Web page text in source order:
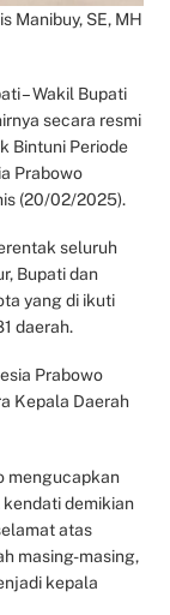
Manibuy, SE, MH
– Wakil Bupati
secara resmi
Bintuni Periode
Prabowo
(20/02/2025).
seluruh
Bupati dan
yang di ikuti
daerah.
Prabowo
Kepala Daerah
mengucapkan
demikian
atas
masing-masing,
kepala